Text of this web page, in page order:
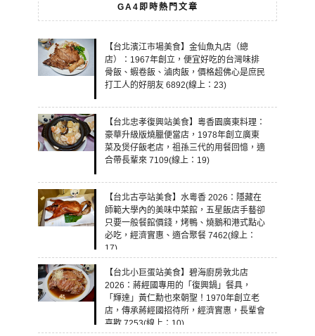
GA4即時熱門文章
【台北濱江市場美食】金仙魚丸店（總
店）：1967年創立，便宜好吃的台灣味排
骨飯、蝦卷飯、滷肉飯，價格超佛心是庶民
打工人的好朋友 6892(線上：23)
【台北忠孝復興站美食】粵香園廣東料理：
豪華升級版燒臘便當店，1978年創立廣東
菜及煲仔飯老店，祖孫三代的用餐回憶，適
合帶長輩來 7109(線上：19)
【台北古亭站美食】水粵香 2026：隱藏在
師範大學內的美味中菜館，五星飯店手藝卻
只要一般餐館價錢，烤鴨、燒鵝和港式點心
必吃，經濟實惠、適合聚餐 7462(線上：
17)
【台北小巨蛋站美食】碧海廚房敦北店
2026：蔣經國專用的「復興鍋」餐具，
「輝達」黃仁勳也來朝聖！1970年創立老
店，傳承蔣經國招待所，經濟實惠，長輩會
喜歡 7253(線上：10)